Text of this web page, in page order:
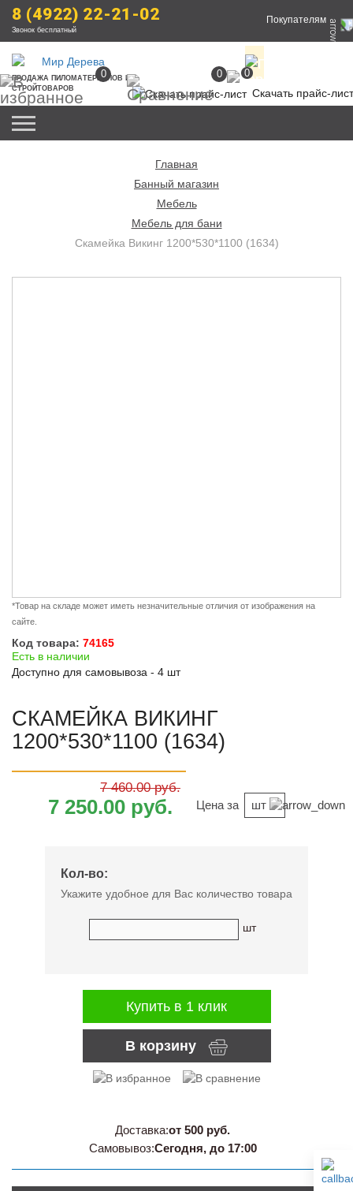
8 (4922) 22-21-02
Звонок бесплатный
Покупателям
ПРОДАЖА ПИЛОМАТЕРИАЛОВ И
СТРОЙТОВАРОВ
Скачать прайс-лист
0 0 0
Главная
Банный магазин
Мебель
Мебель для бани
Скамейка Викинг 1200*530*1100 (1634)
*Товар на складе может иметь незначительные отличия от изображения на
сайте.
Код товара: 74165
Есть в наличии
Доступно для самовывоза - 4 шт
СКАМЕЙКА ВИКИНГ
1200*530*1100 (1634)
7 460.00 руб.
7 250.00 руб. Цена за шт
Кол-во:
Укажите удобное для Вас количество товара
шт
В корзину
Купить в 1 клик
Доставка:от 500 руб.
Самовывоз:Сегодня, до 17:00